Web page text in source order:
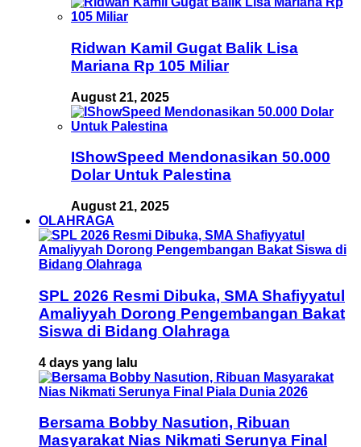
Ridwan Kamil Gugat Balik Lisa
Mariana Rp 105 Miliar
August 21, 2025
IShowSpeed Mendonasikan 50.000
Dolar Untuk Palestina
August 21, 2025
OLAHRAGA
SPL 2026 Resmi Dibuka, SMA Shafiyyatul
Amaliyyah Dorong Pengembangan Bakat
Siswa di Bidang Olahraga
4 days yang lalu
Bersama Bobby Nasution, Ribuan
Masyarakat Nias Nikmati Serunya Final